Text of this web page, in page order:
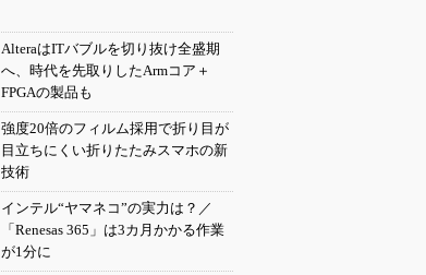
AlteraはITバブルを切り抜け全盛期
へ、時代を先取りしたArmコア＋
FPGAの製品も
強度20倍のフィルム採用で折り目が
目立ちにくい折りたたみスマホの新
技術
インテル“ヤマネコ”の実力は？／
「Renesas 365」は3カ月かかる作業
が1分に